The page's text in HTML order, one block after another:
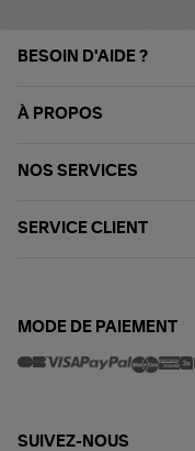
BESOIN D'AIDE ?
À PROPOS
NOS SERVICES
SERVICE CLIENT
MODE DE PAIEMENT
SUIVEZ-NOUS